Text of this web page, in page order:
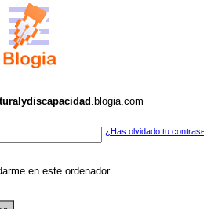
.blogia.com
¿Has olvidado tu
en este ordenador.